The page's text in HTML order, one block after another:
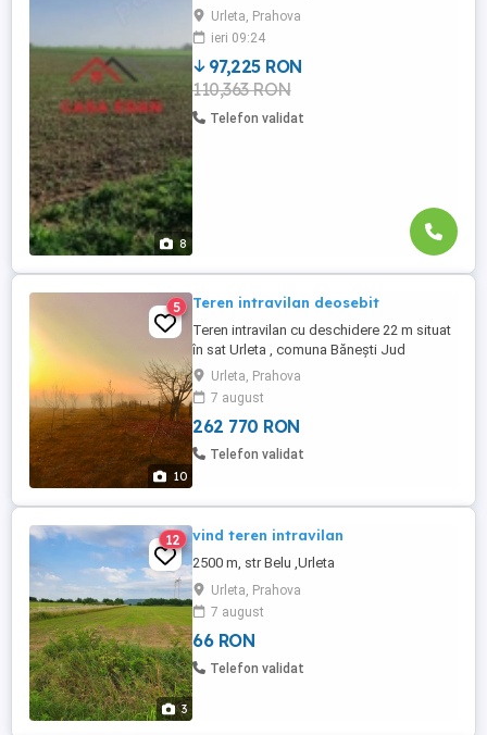
8
dezvoltare, pe camp, teren arabil; --
accesul se face pe drum de pamant; --in
zona la aproximativ 200m s-au inceput
cateva constructii(case); --utilitatile si
asfaltul sunt la aproximativ 400m; --
S=5000 mp, deschidere la drum ...
Urleta, Prahova
ieri 09:24
97,225 RON
110,363 RON
Telefon validat
10
5 Teren intravilan deosebit
Teren intravilan cu deschidere 22 m situat
în sat Urleta , comuna Bănești Jud
Prahova.Are 2000 mp, din care 1300 mp.
suprafața plană și 700 mp. panta lină. Este
foarte bine amplasat, având acces rapid
și direct la DN1, putând ajunge în 50 min la
București cât și în 30 min la Sinaia, în
Urleta, Prahova
7 august
262 770 RON
Telefon validat
3
12 vind teren intravilan
2500 m, str Belu ,Urleta
Urleta, Prahova
7 august
66 RON
Telefon validat